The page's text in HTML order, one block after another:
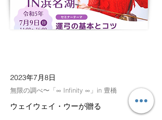
2023年7月8日
無限の調べ〜「∞ Infinity ∞」in 豊橋
ウェイウェイ・ウーが贈る